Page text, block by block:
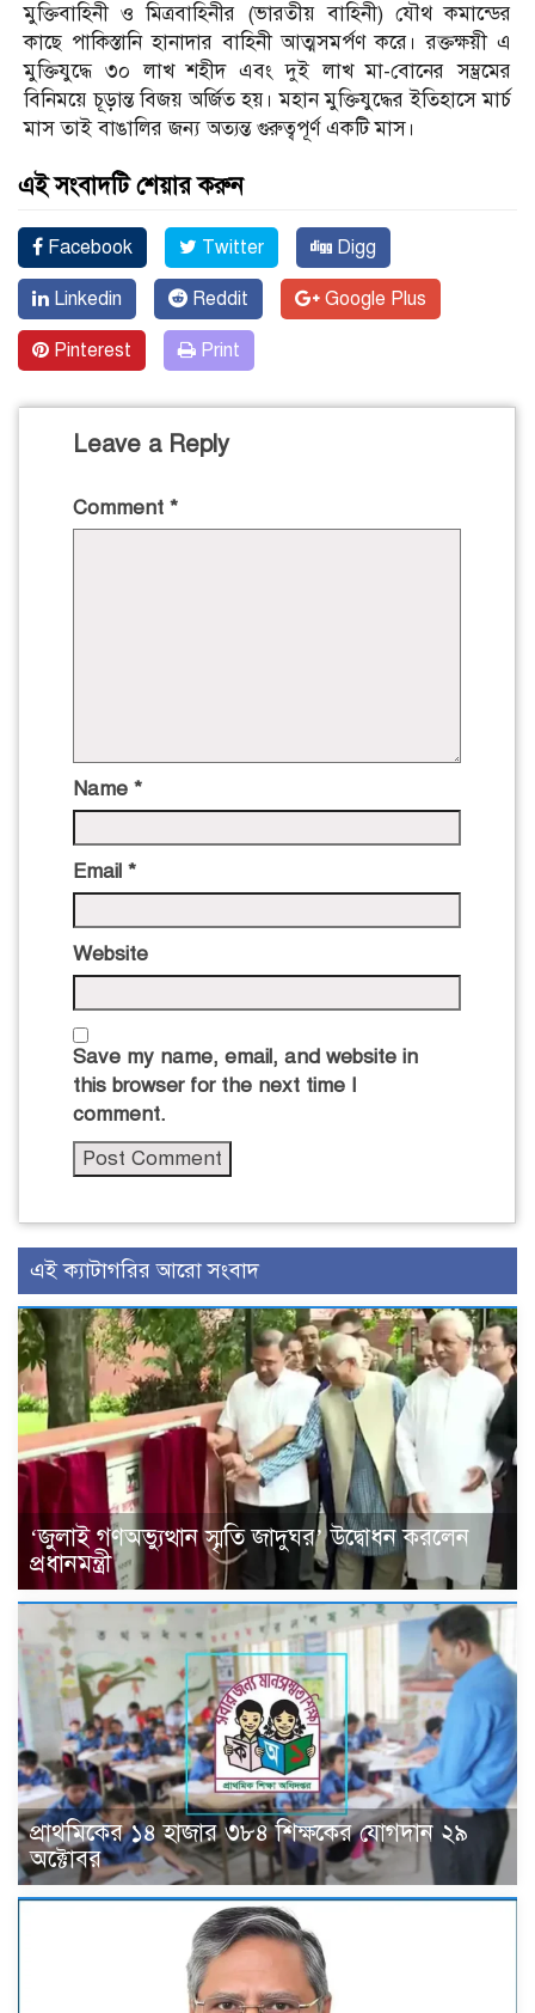
মুক্তিবাহিনী ও মিত্রবাহিনীর (ভারতীয় বাহিনী) যৌথ কমান্ডের
কাছে পাকিস্তানি হানাদার বাহিনী আত্মসমর্পণ করে। রক্তক্ষয়ী এ
মুক্তিযুদ্ধে ৩০ লাখ শহীদ এবং দুই লাখ মা-বোনের সম্ভ্রমের
বিনিময়ে চূড়ান্ত বিজয় অর্জিত হয়। মহান মুক্তিযুদ্ধের ইতিহাসে মার্চ
মাস তাই বাঙালির জন্য অত্যন্ত গুরুত্বপূর্ণ একটি মাস।
এই সংবাদটি শেয়ার করুন
Facebook Twitter Digg
Linkedin Reddit Google Plus
Pinterest Print
Leave a Reply
Comment *
Name *
Email *
Website
Save my name, email, and website in
this browser for the next time I
comment.
এই ক্যাটাগরির আরো সংবাদ
‘জুলাই গণঅভ্যুত্থান স্মৃতি জাদুঘর’ উদ্বোধন করলেন
প্রধানমন্ত্রী
প্রাথমিকের ১৪ হাজার ৩৮৪ শিক্ষকের যোগদান ২৯
অক্টোবর